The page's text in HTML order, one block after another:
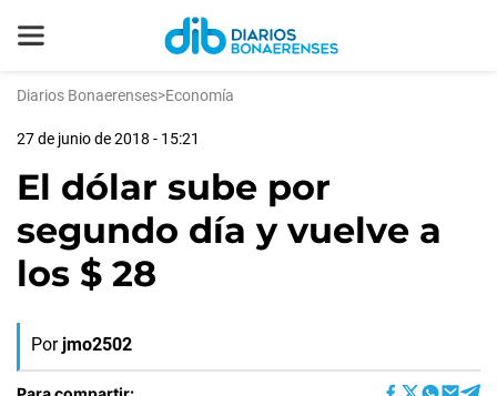
Diarios Bonaerenses>Economía
27 de junio de 2018 - 15:21
El dólar sube por
segundo día y vuelve a
los $ 28
Por jmo2502